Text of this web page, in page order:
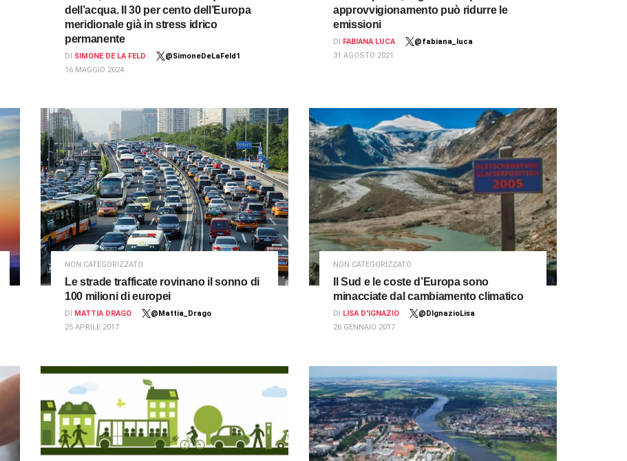
dell’acqua. Il 30 per cento dell’Europa
meridionale già in stress idrico
permanente
DI SIMONE DE LA FELD
@SimoneDeLaFeld1
16 MAGGIO 2024
approvvigionamento può ridurre le
emissioni
DI FABIANA LUCA
@fabiana_luca
31 AGOSTO 2021
NON CATEGORIZZATO
Le strade trafficate rovinano il sonno di
100 milioni di europei
DI MATTIA DRAGO
@Mattia_Drago
25 APRILE 2017
NON CATEGORIZZATO
Il Sud e le coste d’Europa sono
minacciate dal cambiamento climatico
DI LISA D'IGNAZIO
@DIgnazioLisa
26 GENNAIO 2017